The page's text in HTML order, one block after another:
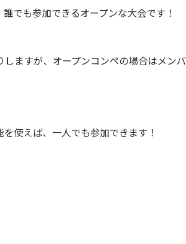
でも参加できるオープンな大会です！
ますが、オープンコンペの場合はメンバ
使えば、一人でも参加できます！